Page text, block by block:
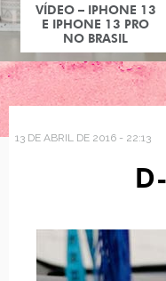
VÍDEO – IPHONE 13
E IPHONE 13 PRO
NO BRASIL
13 DE ABRIL DE 2016 - 22:13